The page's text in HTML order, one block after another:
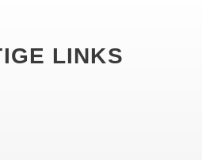
LINKS